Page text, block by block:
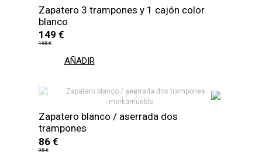
Zapatero 3 trampones y 1 cajón color
blanco
149 €
165 €
AÑADIR
Zapatero blanco / aserrada dos
trampones
86 €
95 €